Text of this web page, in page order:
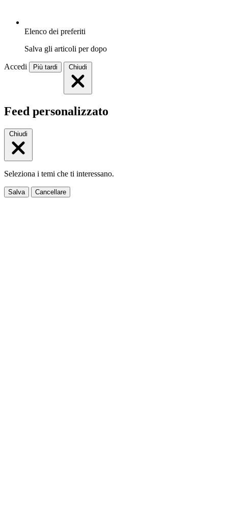
Elenco dei preferiti
Salva gli articoli per dopo
Accedi Più tardi Chiudi
Feed personalizzato
Chiudi
Seleziona i temi che ti interessano.
Salva Cancellare